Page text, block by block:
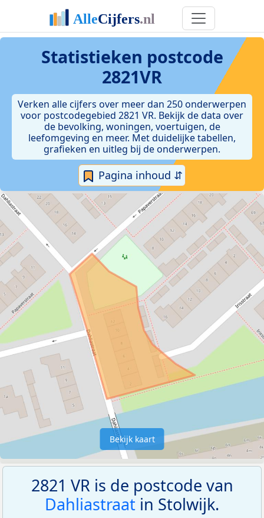
Statistieken postcode
2821VR
Verken alle cijfers over meer dan 250 onderwerpen
voor postcodegebied 2821 VR. Bekijk de data over
de bevolking, woningen, voertuigen, de
leefomgeving en meer. Met duidelijke tabellen,
grafieken en uitleg bij de onderwerpen.
Pagina inhoud ⇵
Bekijk kaart
2821 VR is de postcode van
Dahliastraat in Stolwijk.